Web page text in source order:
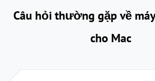
Câu hỏi thường gặp về
cho Mac